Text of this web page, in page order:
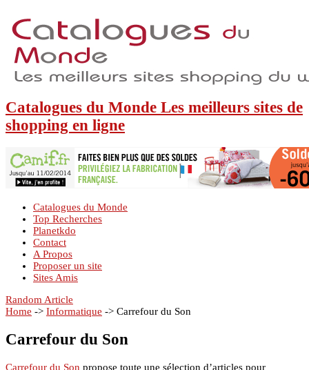
Catalogues du Monde Les meilleurs sites de
shopping en ligne
Catalogues du Monde
Top Recherches
Planetkdo
Contact
A Propos
Proposer un site
Sites Amis
Random Article
Home -> Informatique -> Carrefour du Son
Carrefour du Son
Carrefour du Son propose toute une sélection d’articles pour